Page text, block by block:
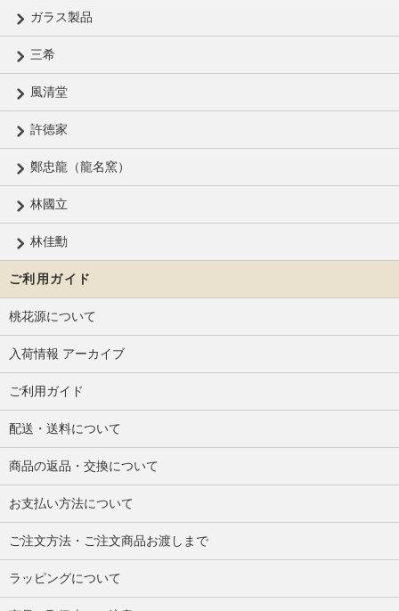
ガラス製品
三希
風清堂
許徳家
鄭忠龍（龍名窯）
林國立
林佳勳
ご利用ガイド
桃花源について
入荷情報 アーカイブ
ご利用ガイド
配送・送料について
商品の返品・交換について
お支払い方法について
ご注文方法・ご注文商品お渡しまで
ラッピングについて